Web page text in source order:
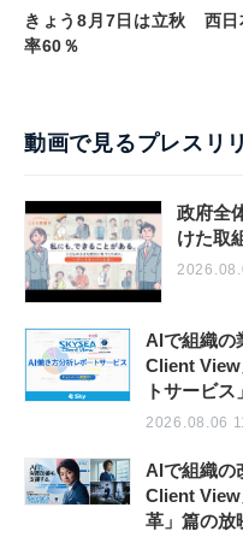
きょう8月7日は立秋 西日
率60％
動画で見るプレスリ
政府全
けた取
AIで組織の
Client View
トサービス
2026.08.06
AIで組織の
Client View
革」篇の放